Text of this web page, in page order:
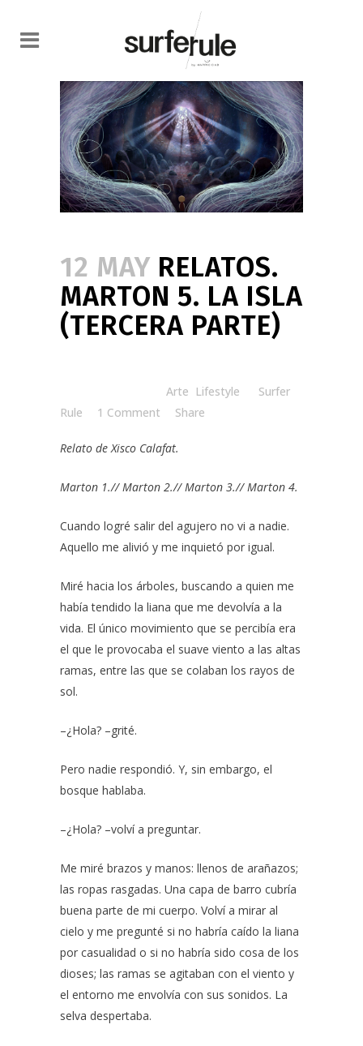
12 MAY RELATOS.
MARTON 5. LA ISLA
(TERCERA PARTE)
Arte Lifestyle
Surfer
Rule
1 Comment Share
Relato deXisco Calafat.
Marton 1.//Marton 2.//Marton 3.//Marton 4.
Cuando logré salir del agujero no vi a nadie.
Aquello me alivió y me inquietó por igual.
Miré hacia los árboles, buscando a quien me
había tendido la liana que me devolvía a la
vida. El único movimiento que se percibía era
el que le provocaba el suave viento a las altas
ramas, entre las que se colaban los rayos de
sol.
–¿Hola? –grité.
Pero nadie respondió. Y, sin embargo, el
bosque hablaba.
–¿Hola? –volví a preguntar.
Me miré brazos y manos: llenos de arañazos;
las ropas rasgadas. Una capa de barro cubría
buena parte de mi cuerpo. Volví a mirar al
cielo y me pregunté si no habría caído la liana
por casualidad o si no habría sido cosa de los
dioses; las ramas se agitaban con el viento y
el entorno me envolvía con sus sonidos. La
selva despertaba.